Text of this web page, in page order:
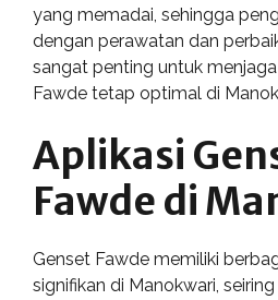
yang memadai, sehingga
dengan perawatan dan
sangat penting untuk
Fawde tetap optimal di
Aplikasi
Fawde di
Genset Fawde memiliki
signifikan di Manokwari,